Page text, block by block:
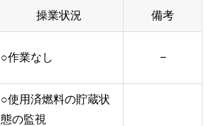
操業状況 備考
○作業なし −
○使用済燃料の貯蔵状
態の監視